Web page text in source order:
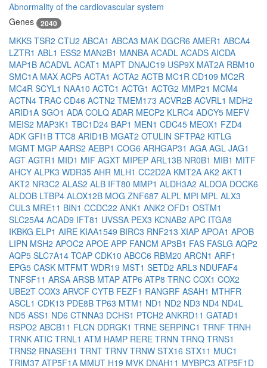
Abnormality of the cardiovascular system
Genes
2040
MKKS TSR2 CTU2 ABCA1 ABCA3 MAK DGCR6 AMER1 ABCA4
LZTR1 ABL1 ESS2 MAN2B1 MANBA ACADL ACADS AICDA
MAP1B ACADVL ACAT1 MAPT DNAJC19 USP9X MAT2A RBM10
SMC1A MAX ACP5 ACTA1 ACTA2 ACTB MC1R CD109 MC2R
MC4R SCYL1 NAA10 ACTC1 ACTG1 ACTG2 MMP21 MCM4
ACTN4 TRAC CD46 ACTN2 TMEM173 ACVR2B ACVRL1 MDH2
ARID1A SGO1 ADA COLQ ADAR MECP2 KLRC4 ADCY5 MEFV
MEIS2 MAP3K1 TBC1D24 BAP1 MEN1 CDC45 MEOX1 FZD4
ADK GFI1B TTC8 ARID1B MGAT2 OTULIN SFTPA2 KITLG
MGMT MGP AARS2 AEBP1 COG6 ARHGAP31 AGA AGL JAG1
AGT AGTR1 MID1 MIF AGXT MIPEP ARL13B NR0B1 MIB1 MITF
AHCY ALPK3 WDR35 AHR MLH1 CC2D2A KMT2A AK2 AKT1
AKT2 NR3C2 ALAS2 ALB IFT80 MMP1 ALDH3A2 ALDOA DOCK6
ALDOB LTBP4 ALOX12B MOG ZNF687 ALPL MPI MPL ALX3
CUL3 MRE11 BIN1 CCDC22 ANK1 ANK2 OFD1 OSTM1
SLC25A4 ACAD9 IFT81 UVSSA PEX3 KCNAB2 APC ITGA8
IKBKG ELP1 AIRE KIAA1549 BIRC3 RNF213 XIAP APOA1 APOB
LIPN MSH2 APOC2 APOE APP FANCM AP3B1 FAS FASLG AQP2
AQP5 SLC7A14 TCAP CDK10 ABCC6 RBM20 ARCN1 ARF1
EPG5 CASK MTFMT WDR19 MST1 SETD2 ARL3 NDUFAF4
TNFSF11 ARSA ARSB MTAP ATP6 ATP8 TRNC COX1 COX2
UBE2T COX3 ARVCF CYTB FEZF1 RANGRF ASAH1 MTHFR
ASCL1 CDK13 PDE8B TP63 MTM1 ND1 ND2 ND3 ND4 ND4L
ND5 ASS1 ND6 CTNNA3 DCHS1 PTCH2 ANKRD11 GATAD1
RSPO2 ABCB11 FLCN DDRGK1 TRNE SERPINC1 TRNF TRNH
TRNK ATIC TRNL1 ATM HAMP RERE TRNN TRNQ TRNS1
TRNS2 RNASEH1 TRNT TRNV TRNW STX16 STX11 MUC1
TRIM37 ATP5F1A MMUT H19 MVK DNAH11 MYBPC3 ATP5F1D